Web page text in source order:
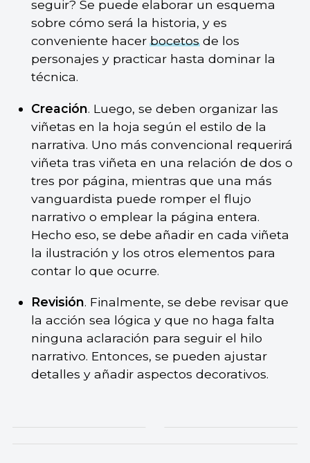
seguir? Se puede elaborar un esquema
sobre cómo será la historia, y es
conveniente hacerbocetosde los
personajes y practicar hasta dominar la
técnica.
Creación. Luego, se deben organizar las
viñetas en la hoja según el estilo de la
narrativa. Uno más convencional requerirá
viñeta tras viñeta en una relación de dos o
tres por página, mientras que una más
vanguardista puede romper el flujo
narrativo o emplear la página entera.
Hecho eso, se debe añadir en cada viñeta
la ilustración y los otros elementos para
contar lo que ocurre.
Revisión. Finalmente, se debe revisar que
la acción sea lógica y que no haga falta
ninguna aclaración para seguir el hilo
narrativo. Entonces, se pueden ajustar
detalles y añadir aspectos decorativos.